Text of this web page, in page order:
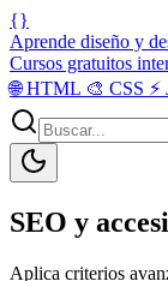
{}
Aprende diseño y
Cursos gratuitos
🌐HTML 🎨 CSS ⚡
SEO y
Aplica criterios